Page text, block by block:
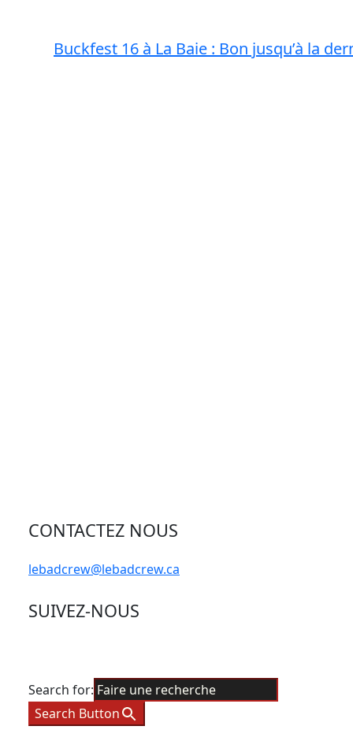
Buckfest 16 à La Baie : Bon jusqu’à la
CONTACTEZ NOUS
lebadcrew@lebadcrew.ca
SUIVEZ-NOUS
Search for:
Search Button